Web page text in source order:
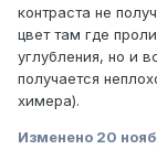
контраста не
цвет там где
углубления, но и
получается
химера).
Изменено 20